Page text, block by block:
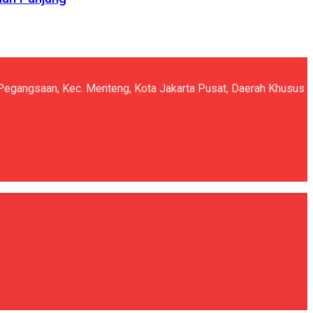
Kec. Menteng, Kota Jakarta Pusat, Daerah Khusus